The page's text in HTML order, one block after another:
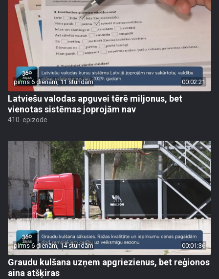
pirms 6 dienām, 11 stundām 00:02:21
Latviešu valodas apguvei tērē miljonus, bet
vienotas sistēmas joprojām nav
410. epizode
pirms 6 dienām, 14 stundām 00:01:36
Graudu kulšana uzņem apgriezienus, bet reģionos
aina atšķiras